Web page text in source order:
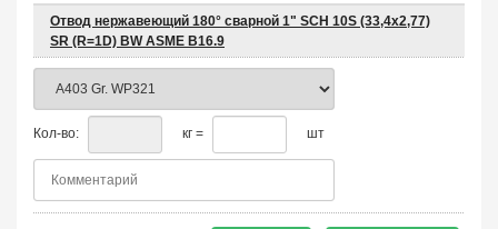
Отвод нержавеющий 180° сварной 1" SCH 10S (33,4х2,77)
SR (R=1D) BW ASME B16.9
Кол-во: кг = шт